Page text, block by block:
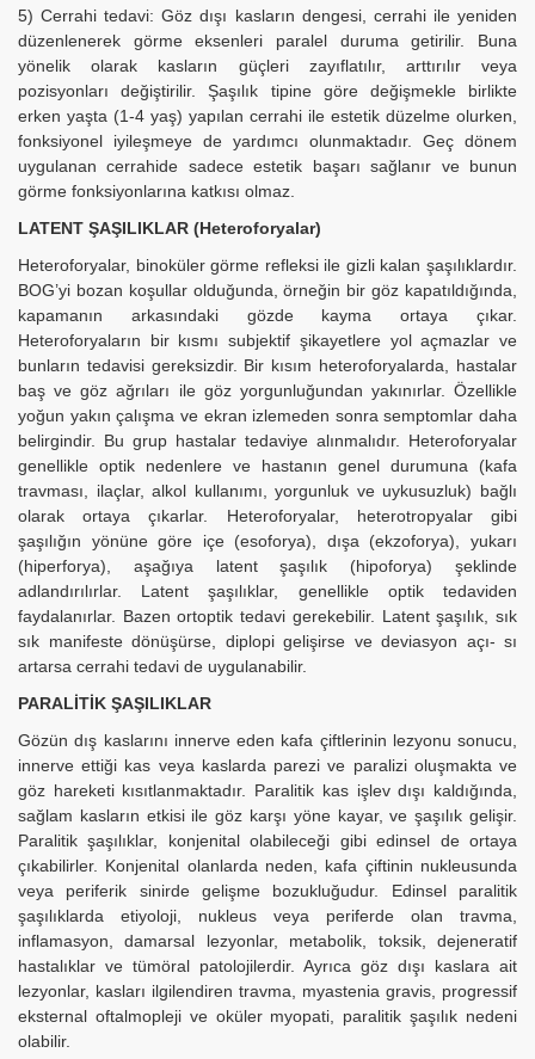
5) Cerrahi tedavi: Göz dışı kasların dengesi, cerrahi ile yeniden
düzenlenerek görme eksenleri paralel duruma getirilir. Buna
yönelik olarak kasların güçleri zayıflatılır, arttırılır veya
pozisyonları değiştirilir. Şaşılık tipine göre değişmekle birlikte
erken yaşta (1-4 yaş) yapılan cerrahi ile estetik düzelme olurken,
fonksiyonel iyileşmeye de yardımcı olunmaktadır. Geç dönem
uygulanan cerrahide sadece estetik başarı sağlanır ve bunun
görme fonksiyonlarına katkısı olmaz.
LATENT ŞAŞILIKLAR (Heteroforyalar)
Heteroforyalar, binoküler görme refleksi ile gizli kalan şaşılıklardır.
BOG’yi bozan koşullar olduğunda, örneğin bir göz kapatıldığında,
kapamanın arkasındaki gözde kayma ortaya çıkar.
Heteroforyaların bir kısmı subjektif şikayetlere yol açmazlar ve
bunların tedavisi gereksizdir. Bir kısım heteroforyalarda, hastalar
baş ve göz ağrıları ile göz yorgunluğundan yakınırlar. Özellikle
yoğun yakın çalışma ve ekran izlemeden sonra semptomlar daha
belirgindir. Bu grup hastalar tedaviye alınmalıdır. Heteroforyalar
genellikle optik nedenlere ve hastanın genel durumuna (kafa
travması, ilaçlar, alkol kullanımı, yorgunluk ve uykusuzluk) bağlı
olarak ortaya çıkarlar. Heteroforyalar, heterotropyalar gibi
şaşılığın yönüne göre içe (esoforya), dışa (ekzoforya), yukarı
(hiperforya), aşağıya latent şaşılık (hipoforya) şeklinde
adlandırılırlar. Latent şaşılıklar, genellikle optik tedaviden
faydalanırlar. Bazen ortoptik tedavi gerekebilir. Latent şaşılık, sık
sık manifeste dönüşürse, diplopi gelişirse ve deviasyon açı- sı
artarsa cerrahi tedavi de uygulanabilir.
PARALİTİK ŞAŞILIKLAR
Gözün dış kaslarını innerve eden kafa çiftlerinin lezyonu sonucu,
innerve ettiği kas veya kaslarda parezi ve paralizi oluşmakta ve
göz hareketi kısıtlanmaktadır. Paralitik kas işlev dışı kaldığında,
sağlam kasların etkisi ile göz karşı yöne kayar, ve şaşılık gelişir.
Paralitik şaşılıklar, konjenital olabileceği gibi edinsel de ortaya
çıkabilirler. Konjenital olanlarda neden, kafa çiftinin nukleusunda
veya periferik sinirde gelişme bozukluğudur. Edinsel paralitik
şaşılıklarda etiyoloji, nukleus veya periferde olan travma,
inflamasyon, damarsal lezyonlar, metabolik, toksik, dejeneratif
hastalıklar ve tümöral patolojilerdir. Ayrıca göz dışı kaslara ait
lezyonlar, kasları ilgilendiren travma, myastenia gravis, progressif
eksternal oftalmopleji ve oküler myopati, paralitik şaşılık nedeni
olabilir.